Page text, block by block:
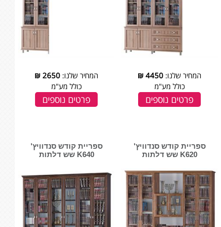
המחיר שלנו: 4450
₪
כולל מע"מ
פרטים נוספים
המחיר שלנו: 2650
₪
כולל מע"מ
פרטים נוספים
ספריית קודש סנדוויץ'
K620 שש דלתות
ספריית קודש סנדוויץ'
K640 שש דלתות